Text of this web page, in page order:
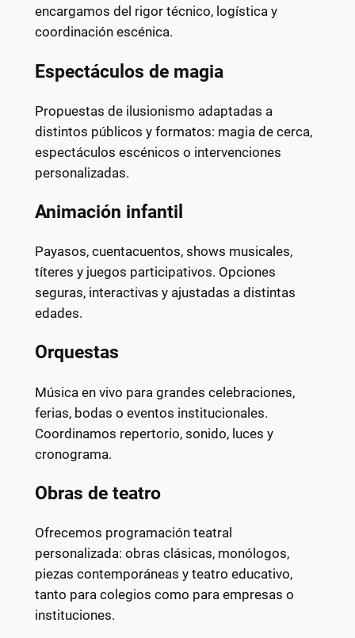
encargamos del rigor técnico, logística y
coordinación escénica.
Espectáculos de magia
Propuestas de ilusionismo adaptadas a
distintos públicos y formatos: magia de cerca,
espectáculos escénicos o intervenciones
personalizadas.
Animación infantil
Payasos, cuentacuentos, shows musicales,
títeres y juegos participativos. Opciones
seguras, interactivas y ajustadas a distintas
edades.
Orquestas
Música en vivo para grandes celebraciones,
ferias, bodas o eventos institucionales.
Coordinamos repertorio, sonido, luces y
cronograma.
Obras de teatro
Ofrecemos programación teatral
personalizada: obras clásicas, monólogos,
piezas contemporáneas y teatro educativo,
tanto para colegios como para empresas o
instituciones.